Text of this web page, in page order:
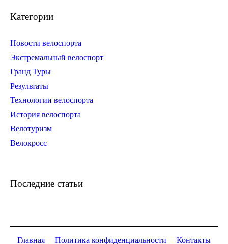
Категории
Новости велоспорта
Экстремальный велоспорт
Гранд Туры
Результаты
Технологии велоспорта
История велоспорта
Велотуризм
Велокросс
Последние статьи
Главная Политика конфиденциальности Контакты